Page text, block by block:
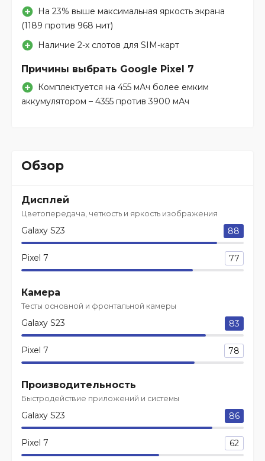
На 23% выше максимальная яркость экрана
(1189 против 968 нит)
Наличие 2-х слотов для SIM-карт
Причины выбрать Google Pixel 7
Комплектуется на 455 мАч более емким
аккумулятором – 4355 против 3900 мАч
Обзор
Дисплей
Цветопередача, четкость и яркость изображения
Galaxy S23 88
Pixel 7 77
Камера
Тесты основной и фронтальной камеры
Galaxy S23 83
Pixel 7 78
Производительность
Быстродействие приложений и системы
Galaxy S23 86
Pixel 7 62